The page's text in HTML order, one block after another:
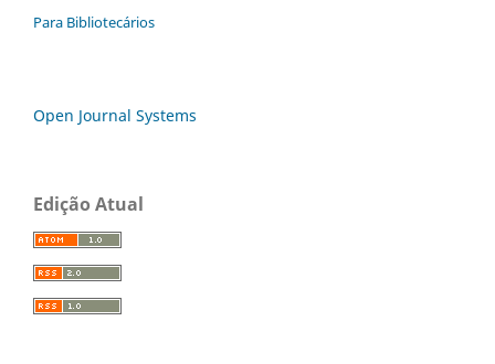
Para Bibliotecários
Open Journal Systems
Edição Atual